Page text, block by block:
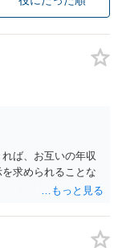
ば、お互いの年収
求められることな